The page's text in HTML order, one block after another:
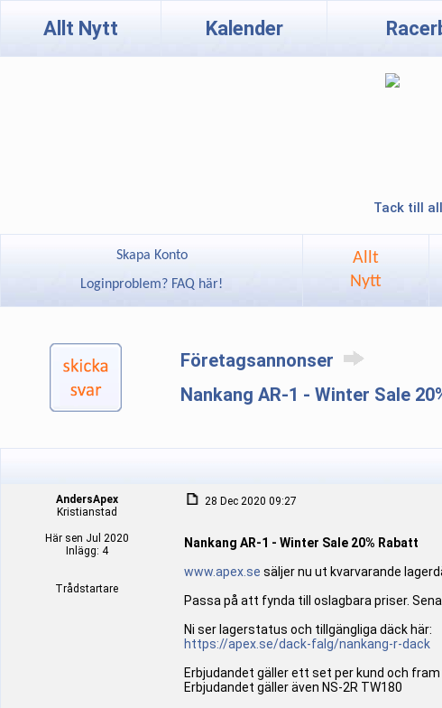
Allt Nytt Kalender
Tack till
Skapa Konto
Loginproblem? FAQ här!
Allt
Nytt
Företagsannonser
Nankang AR-1 - Winter Sale
AndersApex
Kristianstad
Här sen Jul 2020
Inlägg: 4
Trådstartare
28 Dec 2020 09:27
Nankang AR-1 - Winter Sale 20% Rabatt
www.apex.se säljer nu ut kvarvarande
Passa på att fynda till oslagbara priser.
Ni ser lagerstatus och tillgängliga däck här:
https://apex.se/dack-falg/nankang-r-dack
Erbjudandet gäller ett set per kund och fram
Erbjudandet gäller även NS-2R TW180